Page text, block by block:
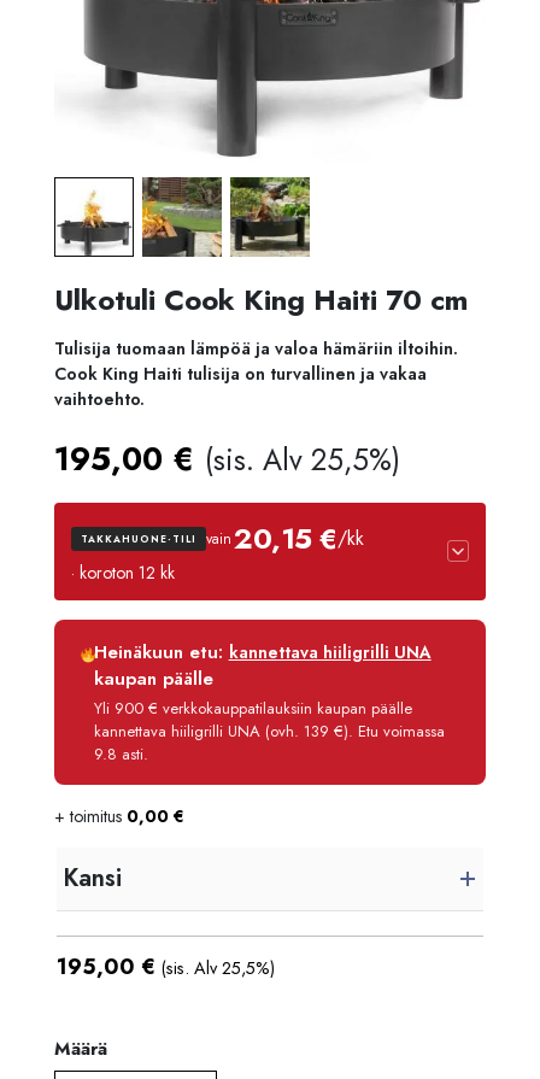
Ulkotuli Cook King Haiti 70 cm
Tulisija tuomaan lämpöä ja valoa hämäriin iltoihin.
Cook King Haiti tulisija on turvallinen ja vakaa
vaihtoehto.
195,00 € (sis. Alv 25,5%)
TAKKAHUONE-TILI vain20,15 €/kk
· koroton 12 kk
Luottoaika
12 kk
Korko
Käsittelymaksu
3,90 €/kk
Maksettava yhteensä
241,80 €
Heinäkuun etu: kannettava hiiligrilli UNA
kaupan päälle
Yli 900 € verkkokauppatilauksiin kaupan päälle
kannettava hiiligrilli UNA (ovh. 139 €). Etu voimassa
9.8 asti.
+ toimitus 0,00 €
Kansi
195,00 € (sis. Alv 25,5%)
Määrä
Määrä